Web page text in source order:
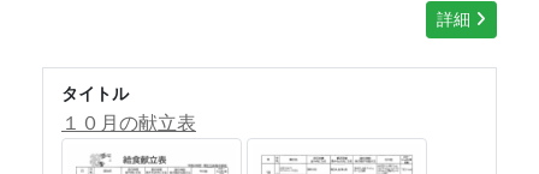
詳細
タイトル
１０月の献立表